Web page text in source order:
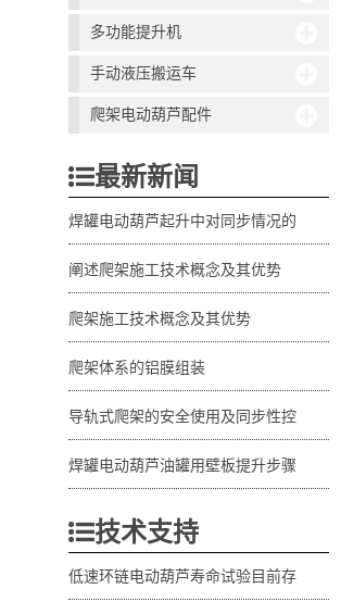
多功能提升机
手动液压搬运车
爬架电动葫芦配件
最新新闻
焊罐电动葫芦起升中对同步情况的
阐述爬架施工技术概念及其优势
爬架施工技术概念及其优势
爬架体系的铝膜组装
导轨式爬架的安全使用及同步性控
焊罐电动葫芦油罐用壁板提升步骤
技术支持
低速环链电动葫芦寿命试验目前存